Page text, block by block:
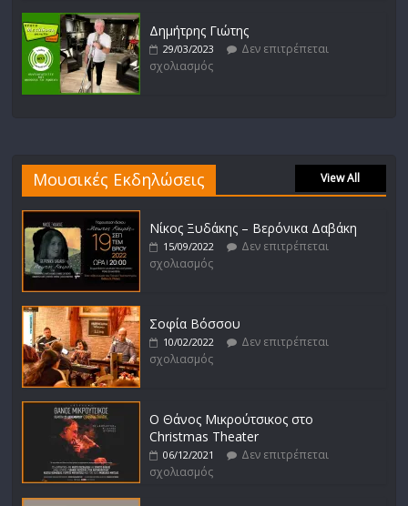
Δημήτρης Γιώτης
29/03/2023
Δεν επιτρέπεται
σχολιασμός
Μουσικές Εκδηλώσεις View All
Νίκος Ξυδάκης – Βερόνικα Δαβάκη
15/09/2022
Δεν επιτρέπεται
σχολιασμός
Σοφία Βόσσου
10/02/2022
Δεν επιτρέπεται
σχολιασμός
Ο Θάνος Μικρούτσικος στο
Christmas Theater
06/12/2021
Δεν επιτρέπεται
σχολιασμός